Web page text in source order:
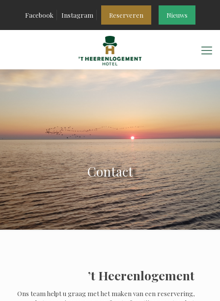
Facebook Instagram Reserveren Nieuws
Contact
’t Heerenlogement
Ons team helpt u graag met het maken van een reservering,